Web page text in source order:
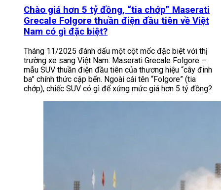
Chào giá hơn 5 tỷ đồng, “tia chớp” Maserati
Grecale Folgore thuần điện đầu tiên về Việt
Nam có gì đặc biệt?
Tháng 11/2025 đánh dấu một cột mốc đặc biệt với thị
trường xe sang Việt Nam: Maserati Grecale Folgore –
mẫu SUV thuần điện đầu tiên của thương hiệu “cây đinh
ba” chính thức cập bến. Ngoài cái tên “Folgore” (tia
chớp), chiếc SUV có gì để xứng mức giá hơn 5 tỷ đồng?